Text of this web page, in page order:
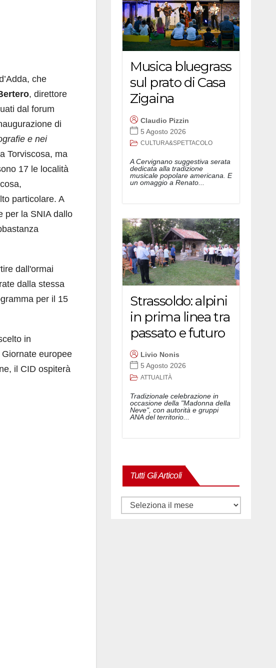
che
, direttore
dal forum
di
e nei
Torviscosa, ma
17 le località
particolare. A
per la SNIA dallo
dall'ormai
dalla stessa
per il 15
in
europee
il CID ospiterà
Musica bluegrass
sul prato di Casa
Zigaina
Claudio Pizzin
5 Agosto 2026
CULTURA&SPETTACOLO
A Cervignano suggestiva serata
dedicata alla tradizione
musicale popolare americana. E
un omaggio a Renato...
Strassoldo: alpini
in prima linea tra
passato e futuro
Livio Nonis
5 Agosto 2026
ATTUALITÀ
Tradizionale celebrazione in
occasione della "Madonna della
Neve", con autorità e gruppi
ANA del territorio...
Tutti Gli Articoli
Tutti